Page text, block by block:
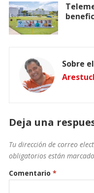
Sobre
Deja una
Tu dirección de correo
obligatorios están
Comentario *